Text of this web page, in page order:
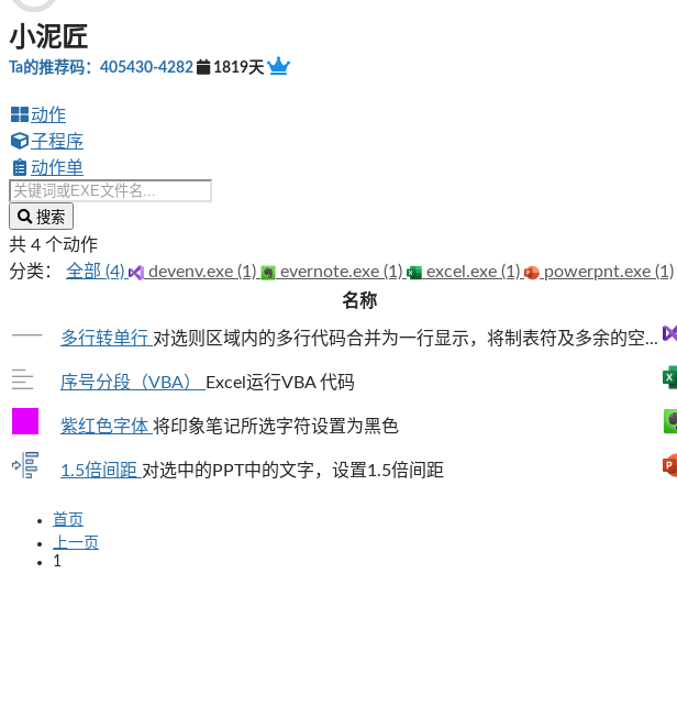
小泥匠
Ta的推荐码：405430-4282 1819天
动作
子程序
动作单
搜索
共 4 个动作
分类：
全部 (4) devenv.exe (1) evernote.exe (1) excel.exe (1)
powerpnt.exe (1)
名称
多行转单行 对选则区域内的多行代码合并为一行显示，将制表符及多余的空...
序号分段（VBA） Excel运行VBA 代码
紫红色字体 将印象笔记所选字符设置为黑色
1.5倍间距 对选中的PPT中的文字，设置1.5倍间距
首页
上一页
1